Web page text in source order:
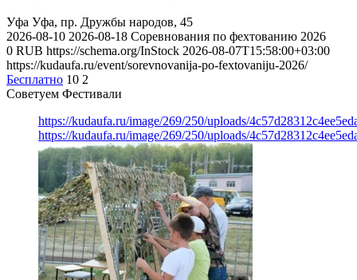
Уфа Уфа, пр. Дружбы народов, 45
2026-08-10 2026-08-18 Соревнования по фехтованию 2026
0 RUB https://schema.org/InStock 2026-08-07T15:58:00+03:00
https://kudaufa.ru/event/sorevnovanija-po-fextovaniju-2026/
Бесплатно 10 2
Советуем Фестивали
https://kudaufa.ru/image/269/250/uploads/
https://kudaufa.ru/image/269/250/uploads/